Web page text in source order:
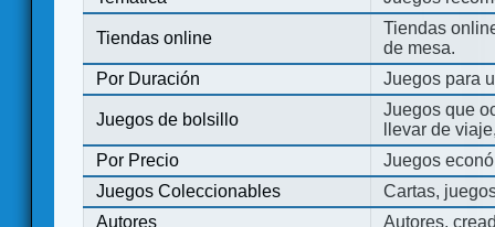
Tiendas online
Tiendas
de mesa.
Por Duración
Juegos para
Juegos de bolsillo
Juegos que
llevar de
Por Precio
Juegos
Juegos Coleccionables
Cartas,
Autores
Autores,